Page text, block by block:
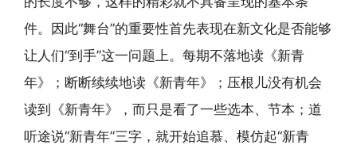
件。因此“舞台”的重要性首先表现在新文化是否能够
让人们“到手”这一问题上。每期不落地读《新青
年》；断断续续地读《新青年》；压根儿没有机会
读到《新青年》，而只是看了一些选本、节本；道
听途说“新青年”三字，就开始追慕、模仿起“新青